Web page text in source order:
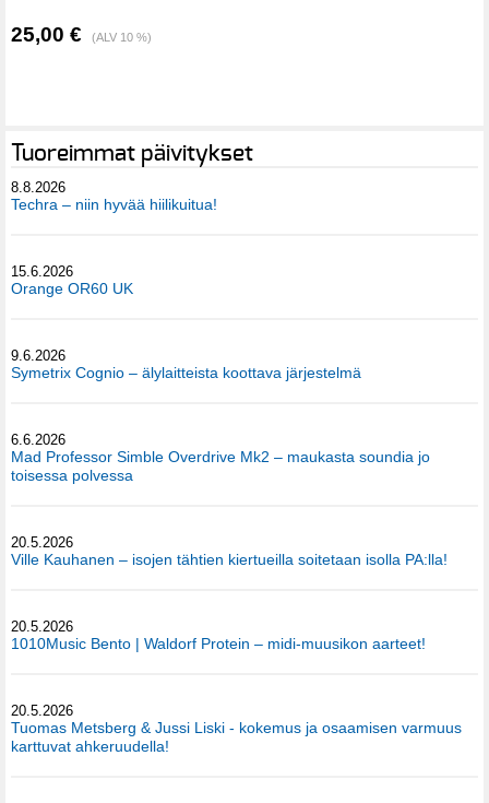
25,00 € (ALV 10 %)
Tuoreimmat päivitykset
8.8.2026
Techra – niin hyvää hiilikuitua!
15.6.2026
Orange OR60 UK
9.6.2026
Symetrix Cognio – älylaitteista koottava järjestelmä
6.6.2026
Mad Professor Simble Overdrive Mk2 – maukasta soundia jo
toisessa polvessa
20.5.2026
Ville Kauhanen – isojen tähtien kiertueilla soitetaan isolla PA:lla!
20.5.2026
1010Music Bento | Waldorf Protein – midi-muusikon aarteet!
20.5.2026
Tuomas Metsberg & Jussi Liski - kokemus ja osaamisen varmuus
karttuvat ahkeruudella!